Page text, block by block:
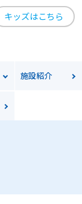
キッズはこちら
施設紹介